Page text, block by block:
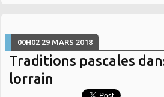
00H02 29 MARS 2018
Traditions pascales
lorrain